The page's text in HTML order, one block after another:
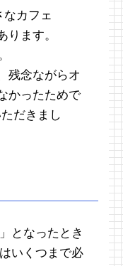
なカフェ
ります。
残念ながらオ
かったためで
だきまし
となったとき
いくつまで必